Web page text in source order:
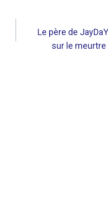
Le père de
sur le meurtre